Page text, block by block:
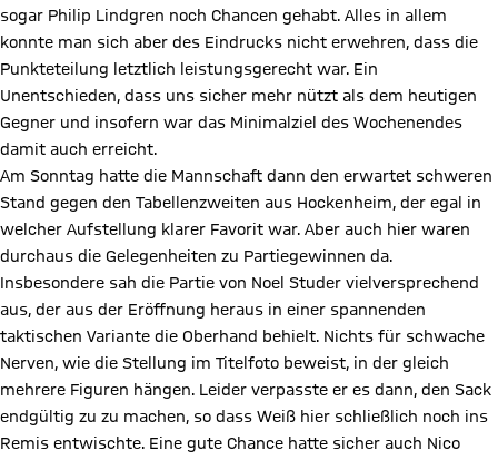
sogar Philip Lindgren noch Chancen gehabt. Alles in allem
konnte man sich aber des Eindrucks nicht erwehren, dass die
Punkteteilung letztlich leistungsgerecht war. Ein
Unentschieden, dass uns sicher mehr nützt als dem heutigen
Gegner und insofern war das Minimalziel des Wochenendes
damit auch erreicht.
Am Sonntag hatte die Mannschaft dann den erwartet schweren
Stand gegen den Tabellenzweiten aus Hockenheim, der egal in
welcher Aufstellung klarer Favorit war. Aber auch hier waren
durchaus die Gelegenheiten zu Partiegewinnen da.
Insbesondere sah die Partie von Noel Studer vielversprechend
aus, der aus der Eröffnung heraus in einer spannenden
taktischen Variante die Oberhand behielt. Nichts für schwache
Nerven, wie die Stellung im Titelfoto beweist, in der gleich
mehrere Figuren hängen. Leider verpasste er es dann, den Sack
endgültig zu zu machen, so dass Weiß hier schließlich noch ins
Remis entwischte. Eine gute Chance hatte sicher auch Nico